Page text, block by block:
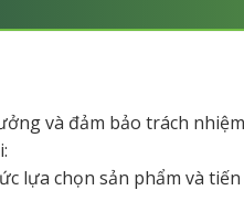
và đảm bảo trách
lựa chọn sản phẩm và